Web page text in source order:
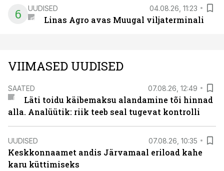
6 UUDISED 04.08.26, 11:23
Linas Agro avas Muugal viljaterminali
VIIMASED UUDISED
SAATED 07.08.26, 12:49
Läti toidu käibemaksu alandamine tõi hinnad
alla. Analüütik: riik teeb seal tugevat kontrolli
UUDISED 07.08.26, 10:35
Keskkonnaamet andis Järvamaal eriload kahe
karu küttimiseks